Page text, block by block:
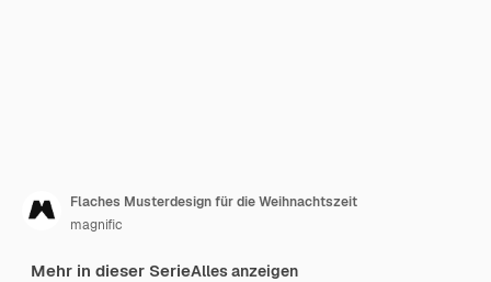
Flaches Musterdesign für die Weihnachtszeit
magnific
Mehr in dieser SerieAlles anzeigen